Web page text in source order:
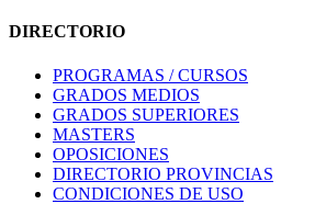
DIRECTORIO
PROGRAMAS / CURSOS
GRADOS MEDIOS
GRADOS SUPERIORES
MASTERS
OPOSICIONES
DIRECTORIO PROVINCIAS
CONDICIONES DE USO